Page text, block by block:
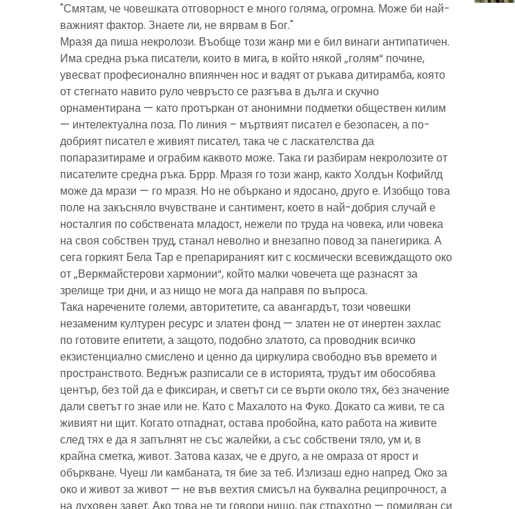
"Смятам, че човешката отговорност е много голяма, огромна. Може би най-
важният фактор. Знаете ли, не вярвам в Бог."
Мразя да пиша некролози. Въобще този жанр ми е бил винаги антипатичен.
Има средна ръка писатели, които в мига, в който някой „голям“ почине,
увесват професионално впиянчен нос и вадят от ръкава дитирамба, която
от стегнато навито руло чевръсто се разгъва в дълга и скучно
орнаментирана — като протъркан от анонимни подметки обществен килим
— интелектуална поза. По линия – мъртвият писател е безопасен, а по-
добрият писател е живият писател, така че с ласкателства да
попаразитираме и ограбим каквото може. Така ги разбирам некролозите от
писателите средна ръка. Бррр. Мразя го този жанр, както Холдън Кофийлд
може да мрази — го мразя. Но не объркано и ядосано, друго е. Изобщо това
поле на закъсняло вчувстване и сантимент, което в най-добрия случай е
носталгия по собствената младост, нежели по труда на човека, или човека
на своя собствен труд, станал неволно и внезапно повод за панегирика. А
сега горкият Бела Тар е препарираният кит с космически всевиждащото око
от „Веркмайстерови хармонии“, който малки човечета ще разнасят за
зрелище три дни, и аз нищо не мога да направя по въпроса.
Така наречените големи, авторитетите, са авангардът, този човешки
незаменим културен ресурс и златен фонд — златен не от инертен захлас
по готовите епитети, а защото, подобно златото, са проводник всичко
екзистенциално смислено и ценно да циркулира свободно във времето и
пространството. Веднъж разписали се в историята, трудът им обособява
център, без той да е фиксиран, и светът си се върти около тях, без значение
дали светът го знае или не. Като с Махалото на Фуко. Докато са живи, те са
живият ни щит. Когато отпаднат, остава пробойна, като работа на живите
след тях е да я запълнят не със жалейки, а със собствени тяло, ум и, в
крайна сметка, живот. Затова казах, че е друго, а не омраза от ярост и
объркване. Чуеш ли камбаната, тя бие за теб. Излизаш едно напред. Око за
око и живот за живот — не във вехтия смисъл на буквална реципрочност, а